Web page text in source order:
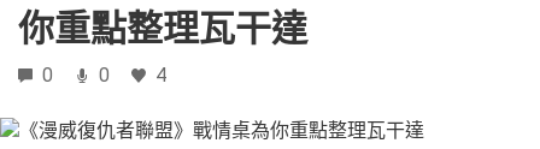
你重點整理瓦干達
0 0 4